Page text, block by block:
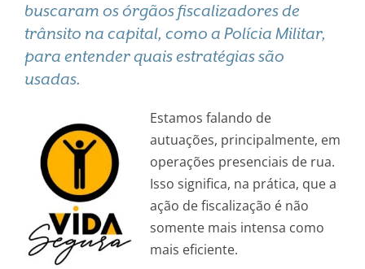
buscaram os órgãos fiscalizadores de
trânsito na capital, como a Polícia Militar,
para entender quais estratégias são
usadas.
Estamos falando de
autuações, principalmente, em
operações presenciais de rua.
Isso significa, na prática, que a
ação de fiscalização é não
somente mais intensa como
mais eficiente.